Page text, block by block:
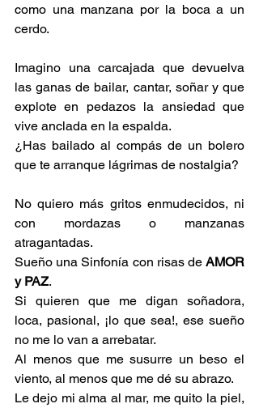
como una manzana por la boca a un
cerdo.
Imagino una carcajada que devuelva
las ganas de bailar, cantar, soñar y que
explote en pedazos la ansiedad que
vive anclada en la espalda.
¿Has bailado al compás de un bolero
que te arranque lágrimas de nostalgia?
No quiero más gritos enmudecidos, ni
con mordazas o manzanas
atragantadas.
Sueño una Sinfonía con risas de AMOR
y PAZ.
Si quieren que me digan soñadora,
loca, pasional, ¡lo que sea!, ese sueño
no me lo van a arrebatar.
Al menos que me susurre un beso el
viento, al menos que me dé su abrazo.
Le dejo mi alma al mar, me quito la piel,